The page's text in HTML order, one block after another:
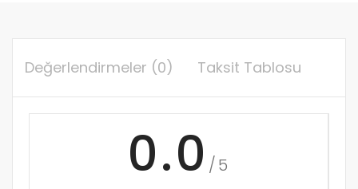
Değerlendirmeler (0) Taksit Tablosu
0.0 /5